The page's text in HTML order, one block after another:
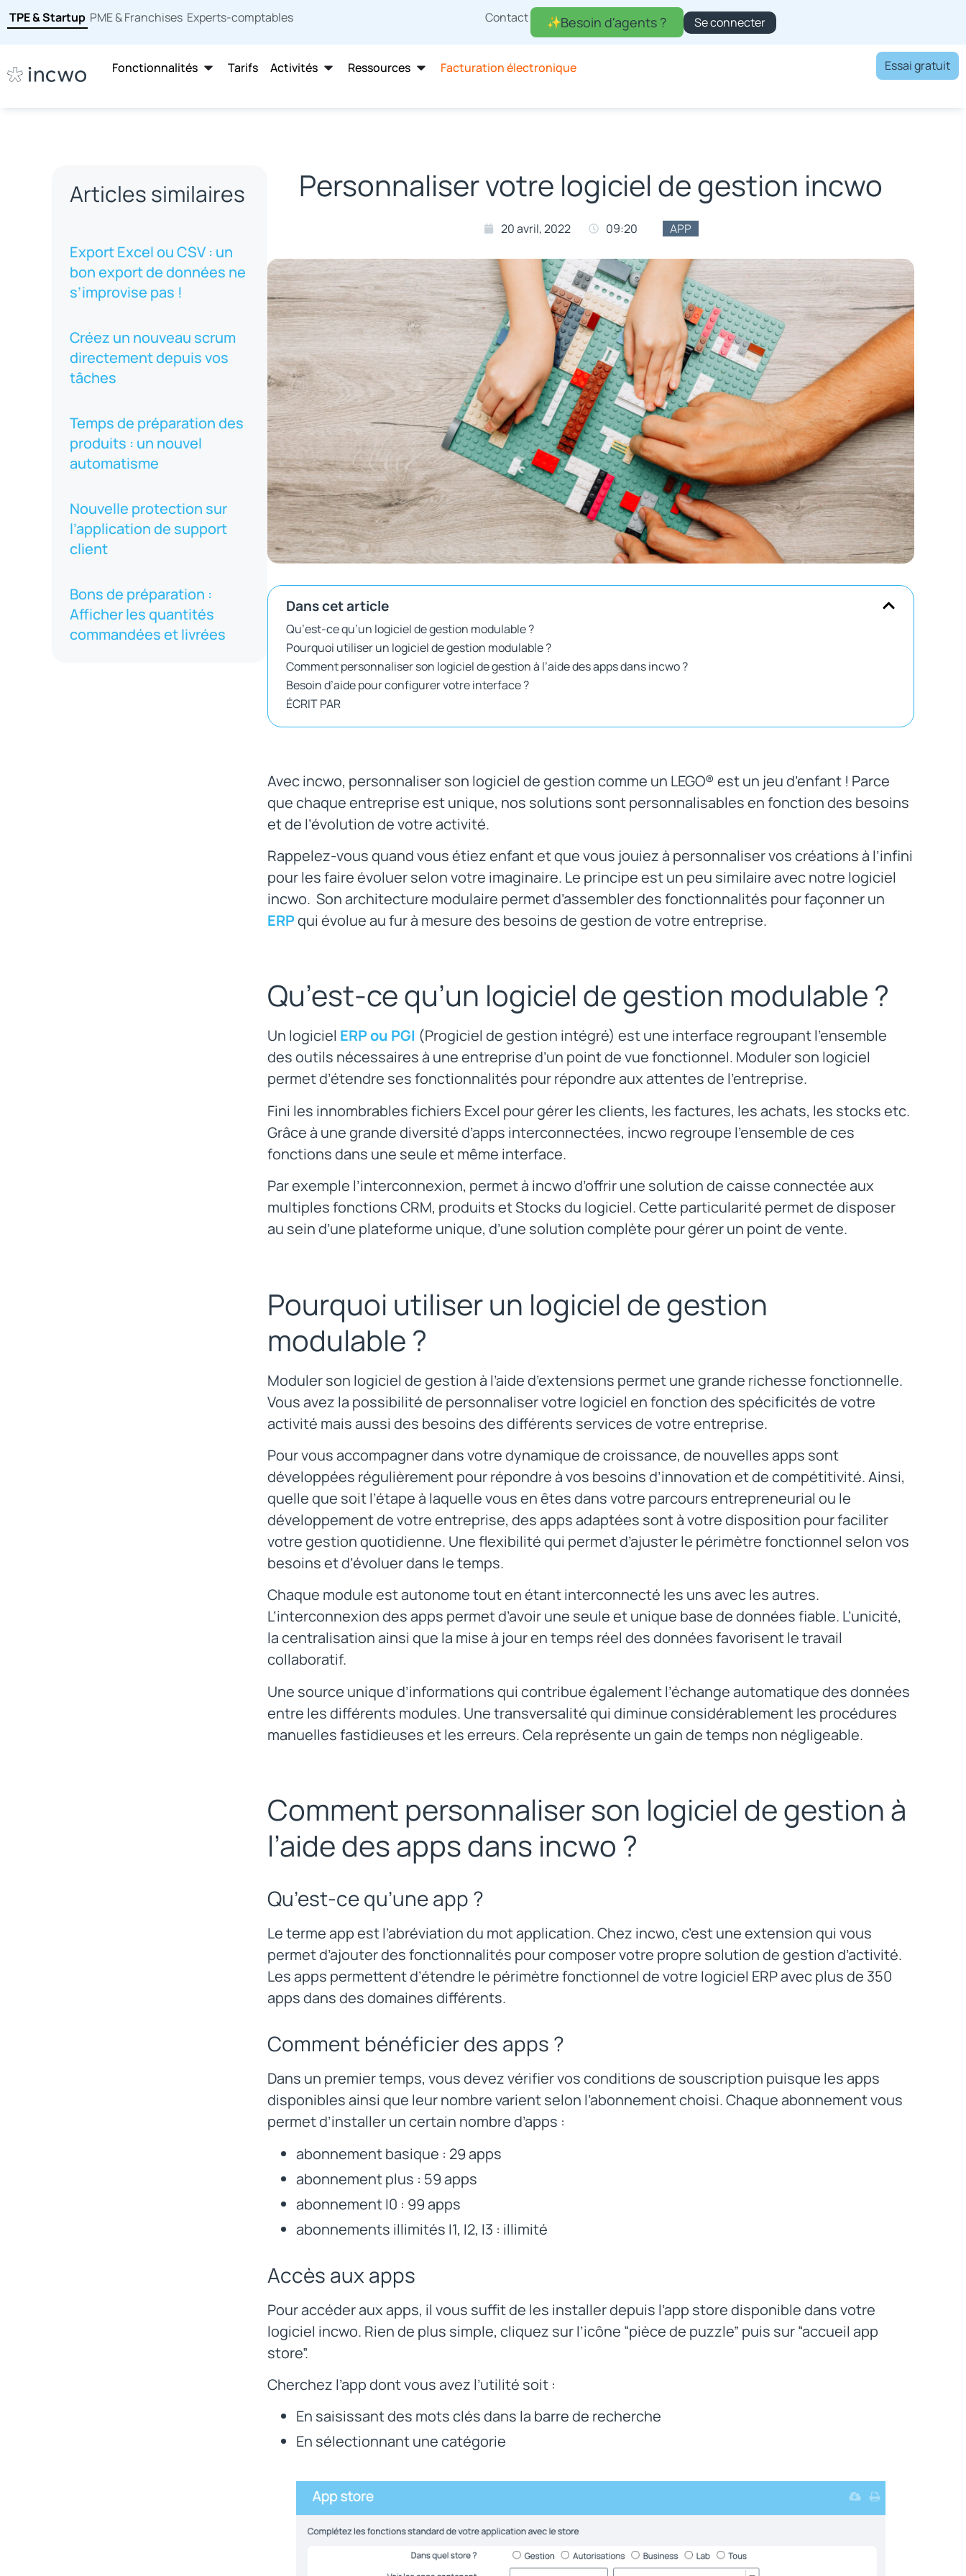
TPE & Startup PME & Franchises Experts-comptables Contact Se connecter
Besoin d'agents ?
Fonctionnalités Tarifs Activités Ressources Facturation électronique Essai gratuit
Articles similaires
Export Excel ou CSV : un
bon export de données ne
s’improvise pas !
Créez un nouveau scrum
directement depuis vos
tâches
Temps de préparation des
produits : un nouvel
automatisme
Nouvelle protection sur
l’application de support
client
Bons de préparation :
Afficher les quantités
commandées et livrées
Personnaliser votre logiciel de gestion incwo
20 avril, 2022 09:20 APP
Dans cet article
Qu’est-ce qu’un logiciel de gestion modulable ?
Pourquoi utiliser un logiciel de gestion modulable ?
Comment personnaliser son logiciel de gestion à l’aide des apps dans incwo ?
Besoin d’aide pour configurer votre interface ?
ÉCRIT PAR
Avec incwo, personnaliser son logiciel de gestion comme un LEGO® est un jeu d’enfant ! Parce
que chaque entreprise est unique, nos solutions sont personnalisables en fonction des besoins
et de l’évolution de votre activité.
Rappelez-vous quand vous étiez enfant et que vous jouiez à personnaliser vos créations à l’infini
pour les faire évoluer selon votre imaginaire. Le principe est un peu similaire avec notre logiciel
incwo. Son architecture modulaire permet d’assembler des fonctionnalités pour façonner un
ERPqui évolue au fur à mesure des besoins de gestion de votre entreprise.
Qu’est-ce qu’un logiciel de gestion modulable ?
Un logiciel ERP ou PGI (Progiciel de gestion intégré) est une interface regroupant l’ensemble
des outils nécessaires à une entreprise d’un point de vue fonctionnel. Moduler son logiciel
permet d’étendre ses fonctionnalités pour répondre aux attentes de l’entreprise.
Fini les innombrables fichiers Excel pour gérer les clients, les factures, les achats, les stocks etc.
Grâce à une grande diversité d’apps interconnectées, incwo regroupe l’ensemble de ces
fonctions dans une seule et même interface.
Par exemple l’interconnexion, permet à incwo d’offrir une solution de caisse connectée aux
multiples fonctions CRM, produits et Stocks du logiciel. Cette particularité permet de disposer
au sein d’une plateforme unique, d’une solution complète pour gérer un point de vente.
Pourquoi utiliser un logiciel de gestion
modulable ?
Moduler son logiciel de gestion à l’aide d’extensions permet une grande richesse fonctionnelle.
Vous avez la possibilité de personnaliser votre logiciel en fonction des spécificités de votre
activité mais aussi des besoins des différents services de votre entreprise.
Pour vous accompagner dans votre dynamique de croissance, de nouvelles apps sont
développées régulièrement pour répondre à vos besoins d’innovation et de compétitivité. Ainsi,
quelle que soit l’étape à laquelle vous en êtes dans votre parcours entrepreneurial ou le
développement de votre entreprise, des apps adaptées sont à votre disposition pour faciliter
votre gestion quotidienne. Une flexibilité qui permet d’ajuster le périmètre fonctionnel selon vos
besoins et d’évoluer dans le temps.
Chaque module est autonome tout en étant interconnecté les uns avec les autres.
L’interconnexion des apps permet d’avoir une seule et unique base de données fiable. L’unicité,
la centralisation ainsi que la mise à jour en temps réel des données favorisent le travail
collaboratif.
Une source unique d’informations qui contribue également l’échange automatique des données
entre les différents modules. Une transversalité qui diminue considérablement les procédures
manuelles fastidieuses et les erreurs. Cela représente un gain de temps non négligeable.
Comment personnaliser son logiciel de gestion à
l’aide des apps dans incwo ?
Qu’est-ce qu’une app ?
Le terme app est l’abréviation du mot application. Chez incwo, c’est une extension qui vous
permet d’ajouter des fonctionnalités pour composer votre propre solution de gestion d’activité.
Les apps permettent d’étendre le périmètre fonctionnel de votre logiciel ERP avec plus de 350
apps dans des domaines différents.
Comment bénéficier des apps ?
Dans un premier temps, vous devez vérifier vos conditions de souscription puisque les apps
disponibles ainsi que leur nombre varient selon l’abonnement choisi. Chaque abonnement vous
permet d’installer un certain nombre d’apps :
abonnement basique : 29 apps
abonnement plus : 59 apps
abonnement I0 : 99 apps
abonnements illimités I1, I2, I3 : illimité
Accès aux apps
Pour accéder aux apps, il vous suffit de les installer depuis l’app store disponible dans votre
logiciel incwo. Rien de plus simple, cliquez sur l’icône “pièce de puzzle” puis sur “accueil app
store”.
Cherchez l’app dont vous avez l’utilité soit :
En saisissant des mots clés dans la barre de recherche
En sélectionnant une catégorie